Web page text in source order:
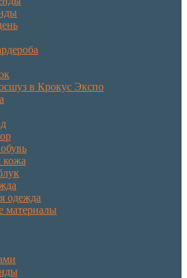
в Крокус Экспо
кожа
одежда
материалы